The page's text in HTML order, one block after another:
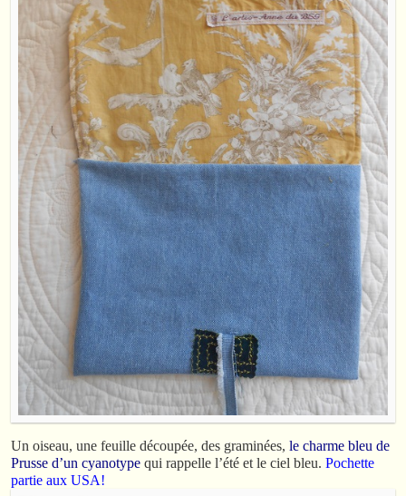
Un oiseau, une feuille découpée, des graminées, le charme bleu de
Prusse d’un cyanotype qui rappelle l’été et le ciel bleu. Pochette
partie aux USA!